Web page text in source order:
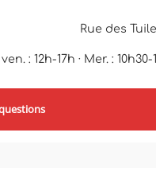
Rue des
: 12h-17h · Mer. : 10h30-